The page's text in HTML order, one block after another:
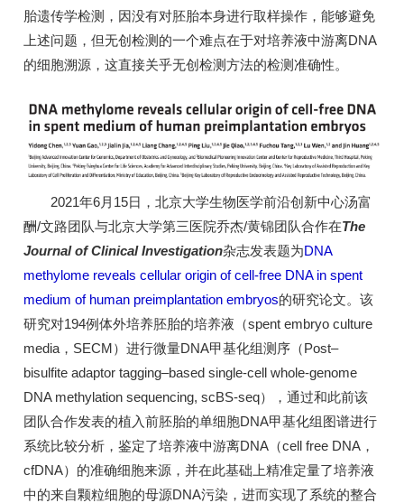
胎遗传学检测，因没有对胚胎本身进行取样操作，能够避免
上述问题，但无创检测的一个难点在于对培养液中游离DNA
的细胞溯源，这直接关乎无创检测方法的检测准确性。
2021年6月15日，北京大学生物医学前沿创新中心汤富
酬/文路团队与北京大学第三医院乔杰/黄锦团队合作在The
Journal of Clinical Investigation杂志发表题为DNA
methylome reveals cellular origin of cell-free DNA in spent
medium of human preimplantation embryos的研究论文。该
研究对194例体外培养胚胎的培养液（spent embryo culture
media，SECM）进行微量DNA甲基化组测序（Post–
bisulfite adaptor tagging–based single-cell whole-genome
DNA methylation sequencing, scBS-seq），通过和此前该
团队合作发表的植入前胚胎的单细胞DNA甲基化组图谱进行
系统比较分析，鉴定了培养液中游离DNA（cell free DNA，
cfDNA）的准确细胞来源，并在此基础上精准定量了培养液
中的来自颗粒细胞的母源DNA污染，进而实现了系统的整合